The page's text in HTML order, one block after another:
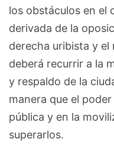
los obstáculos en el
derivada de la
derecha uribista y el
deberá recurrir a la
y respaldo de la
manera que el
pública y en la
superarlos.